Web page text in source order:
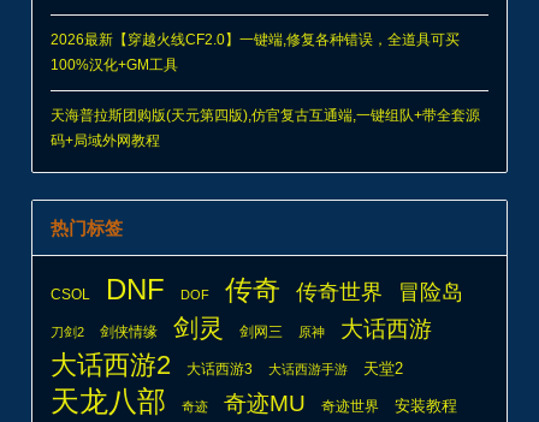
2026最新【穿越火线CF2.0】一键端,修复各种错误，全道具可买
100%汉化+GM工具
天海普拉斯团购版(天元第四版),仿官复古互通端,一键组队+带全套源
码+局域外网教程
热门标签
CSOL DNF DOF 传奇 传奇世界 冒险岛
刀剑2 剑侠情缘 剑灵 剑网三 原神 大话西游
大话西游2 大话西游3 大话西游手游 天堂2
天龙八部 奇迹 奇迹MU 奇迹世界 安装教程